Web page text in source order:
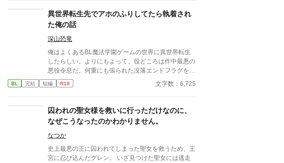
暴走する「過負荷」の激痛に一人で耐え続けていたレ
オン。エドガーの底知れぬ静かな波長は、世界で唯
一、彼の苦痛を完全に溶かすことができるものだっ
た。 「お前は、俺の専属の導き手になるんだ」 痛み
を癒やしたことで、冷酷なはずの最強教官から底なし
の執着と溺愛を向けられるようになり――！？ 孤独
な二人の魂が共鳴する、極上の救済と溺愛の学園ファ
ンタジー。 ※センチネルバースをベースにした独自
設定（特異覚醒者×導き手）です。
異世界転生先でアホのふりしてたら執着され
た俺の話
深山恐竜
俺はよくあるBL魔法学園ゲームの世界に異世界転生
したらしい。よりにもよって、役どころは作中最悪の
悪役令息だ。何重にも張られた没落エンドフラグをへ
し折る日々……なんてまっぴらごめんなので、前世の
スキル（引きこもり）を最大限活用して平和を勝ち取
者が「坊ちゃんの足すべすべ～」なんて言い出し
て！？
BL 完結 短編 R18 文字数：6,725
囚われの聖女様を救いに行っただけなのに、
なぜこうなったのかわかりません。
なつか
史上最悪の王に囚われてしまった聖女を救うため、王
宮に忍び込んだグレン。 いざ見つけた聖女には逃走